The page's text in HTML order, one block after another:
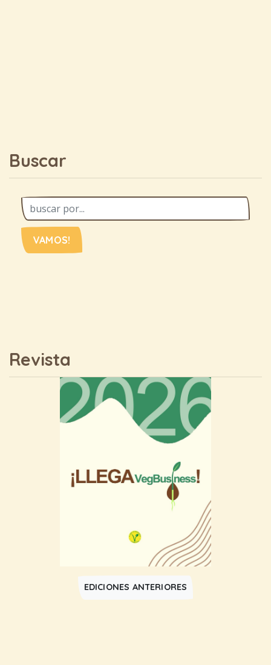
Buscar
VAMOS!
Revista
EDICIONES ANTERIORES